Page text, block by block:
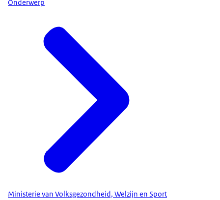
Onderwerp
Ministerie van Volksgezondheid, Welzijn en Sport